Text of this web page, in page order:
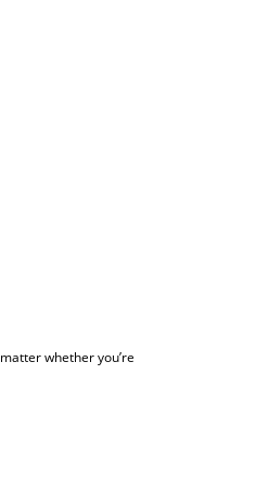
whether you’re